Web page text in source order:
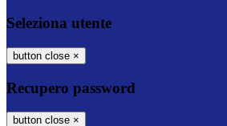
Seleziona utente
button close ×
Recupero password
button close ×